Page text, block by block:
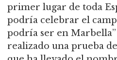
primer lugar de toda
podría celebrar el
podría ser en
realizado una prueba